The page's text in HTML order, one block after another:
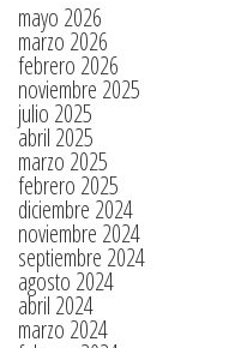
mayo 2026
marzo 2026
febrero 2026
noviembre 2025
julio 2025
abril 2025
marzo 2025
febrero 2025
diciembre 2024
noviembre 2024
septiembre 2024
agosto 2024
abril 2024
marzo 2024